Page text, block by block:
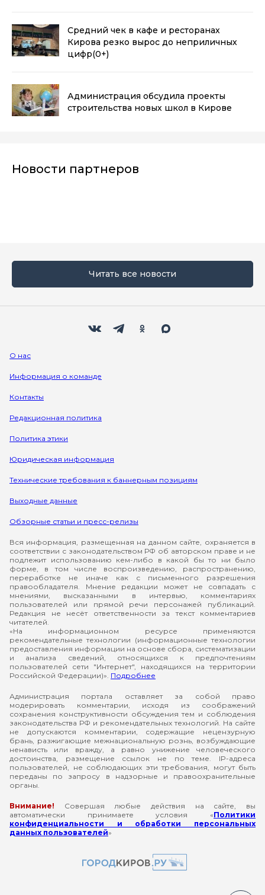
Средний чек в кафе и ресторанах
Кирова резко вырос до неприличных
цифр(0+)
Администрация обсудила проекты
строительства новых школ в Кирове
Новости партнеров
Читать все новости
О нас
Информация о команде
Контакты
Редакционная политика
Политика этики
Юридическая информация
Технические требования к баннерным позициям
Выходные данные
Обзорные статьи и пресс-релизы
Вся информация, размещенная на данном сайте, охраняется в
соответствии с законодательством РФ об авторском праве и не
подлежит использованию кем-либо в какой бы то ни было
форме, в том числе воспроизведению, распространению,
переработке не иначе как с письменного разрешения
правообладателя. Мнение редакции может не совпадать с
мнениями, высказанными в интервью, комментариях
пользователей или прямой речи персонажей публикаций.
Редакция не несёт ответственности за текст комментариев
читателей.
«На информационном ресурсе применяются
рекомендательные технологии (информационные технологии
предоставления информации на основе сбора, систематизации
и анализа сведений, относящихся к предпочтениям
пользователей сети "Интернет", находящихся на территории
Российской Федерации)». Подробнее
Администрация портала оставляет за собой право
модерировать комментарии, исходя из соображений
сохранения конструктивности обсуждения тем и соблюдения
законодательства РФ и рекомендательных технологий. На сайте
не допускаются комментарии, содержащие нецензурную
брань, разжигающие межнациональную рознь, возбуждающие
ненависть или вражду, а равно унижение человеческого
достоинства, размещение ссылок не по теме. IP-адреса
пользователей, не соблюдающих эти требования, могут быть
переданы по запросу в надзорные и правоохранительные
органы.
Внимание! Совершая любые действия на сайте, вы
автоматически принимаете условия «Политики
конфиденциальности и обработки персональных
данных пользователей»